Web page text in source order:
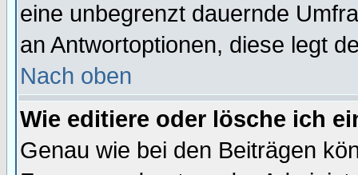
eine unbegrenzt dauernde
an Antwortoptionen, diese legt
Nach oben
Wie editiere oder lösche ich
Genau wie bei den Beiträgen